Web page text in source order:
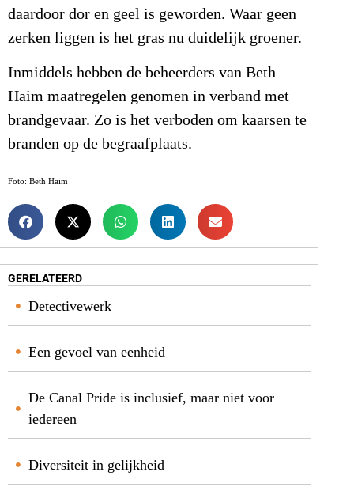
daardoor dor en geel is geworden. Waar geen
zerken liggen is het gras nu duidelijk groener.
Inmiddels hebben de beheerders van Beth
Haim maatregelen genomen in verband met
brandgevaar. Zo is het verboden om kaarsen te
branden op de begraafplaats.
Foto: Beth Haim
GERELATEERD
Detectivewerk
Een gevoel van eenheid
De Canal Pride is inclusief, maar niet voor
iedereen
Diversiteit in gelijkheid